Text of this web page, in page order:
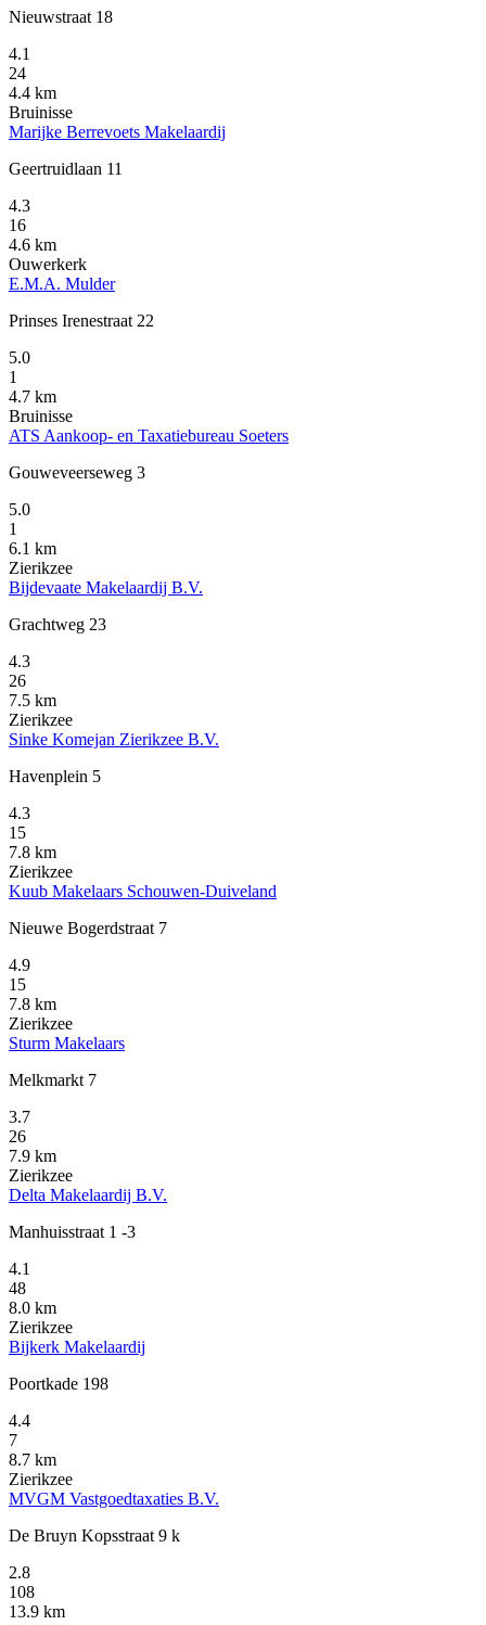
Nieuwstraat 18
4.1
24
4.4 km
Bruinisse
Marijke Berrevoets Makelaardij
Geertruidlaan 11
4.3
16
4.6 km
Ouwerkerk
E.M.A. Mulder
Prinses Irenestraat 22
5.0
1
4.7 km
Bruinisse
ATS Aankoop- en Taxatiebureau Soeters
Gouweveerseweg 3
5.0
1
6.1 km
Zierikzee
Bijdevaate Makelaardij B.V.
Grachtweg 23
4.3
26
7.5 km
Zierikzee
Sinke Komejan Zierikzee B.V.
Havenplein 5
4.3
15
7.8 km
Zierikzee
Kuub Makelaars Schouwen-Duiveland
Nieuwe Bogerdstraat 7
4.9
15
7.8 km
Zierikzee
Sturm Makelaars
Melkmarkt 7
3.7
26
7.9 km
Zierikzee
Delta Makelaardij B.V.
Manhuisstraat 1 -3
4.1
48
8.0 km
Zierikzee
Bijkerk Makelaardij
Poortkade 198
4.4
7
8.7 km
Zierikzee
MVGM Vastgoedtaxaties B.V.
De Bruyn Kopsstraat 9 k
2.8
108
13.9 km